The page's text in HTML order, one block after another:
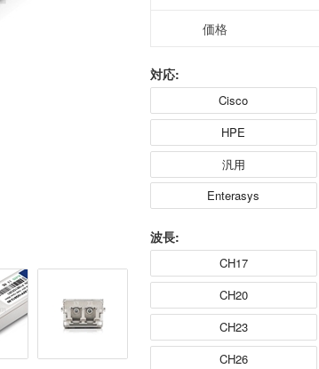
価格
対応:
Cisco
HPE
汎用
Enterasys
波長:
CH17
CH20
CH23
CH26